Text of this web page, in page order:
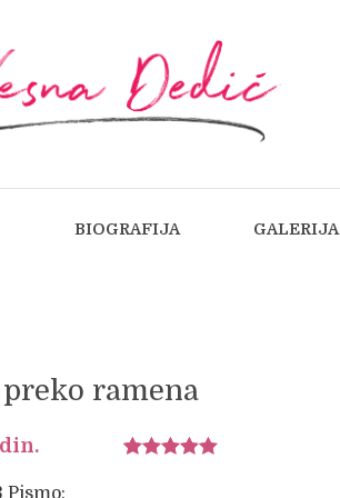
BIOGRAFIJA GALERIJA
ramena
din.
Pismo: